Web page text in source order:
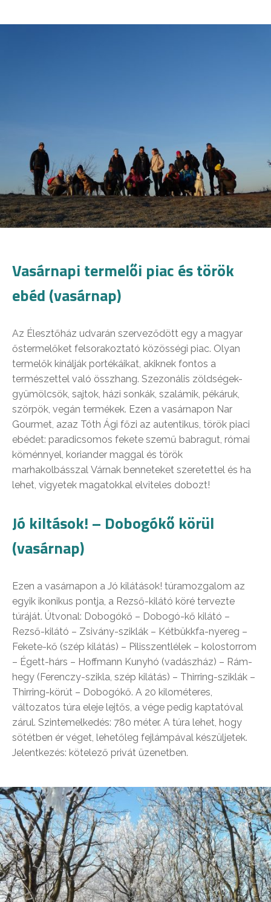
Vasárnapi termelői piac és török
ebéd (vasárnap)
Az Élesztőház udvarán szerveződött egy a magyar
őstermelőket felsorakoztató közösségi piac. Olyan
termelők kínálják portékáikat, akiknek fontos a
természettel való összhang. Szezonális zöldségek-
gyümölcsök, sajtok, házi sonkák, szalámik, pékáruk,
szörpök, vegán termékek. Ezen a vasárnapon Nar
Gourmet, azaz Tóth Ági főzi az autentikus, török piaci
ebédet: paradicsomos fekete szemű babragut, római
köménnyel, koriander maggal és török
marhakolbásszal Várnak benneteket szeretettel és ha
lehet, vigyetek magatokkal elviteles dobozt!
Jó kiltások! – Dobogókő körül
(vasárnap)
Ezen a vasárnapon a Jó kilátások! túramozgalom az
egyik ikonikus pontja, a Rezső-kilátó köré tervezte
túráját. Útvonal: Dobogókő – Dobogó-kő kilátó –
Rezső-kilátó – Zsivány-sziklák – Kétbükkfa-nyereg –
Fekete-kő (szép kilátás) – Pilisszentlélek – kolostorrom
– Égett-hárs – Hoffmann Kunyhó (vadászház) – Rám-
hegy (Ferenczy-szikla, szép kilátás) – Thirring-sziklák –
Thirring-körút – Dobogókő. A 20 kilométeres,
változatos túra eleje lejtős, a vége pedig kaptatóval
zárul. Szintemelkedés: 780 méter. A túra lehet, hogy
sötétben ér véget, lehetőleg fejlámpával készüljetek.
Jelentkezés: kötelező privát üzenetben.